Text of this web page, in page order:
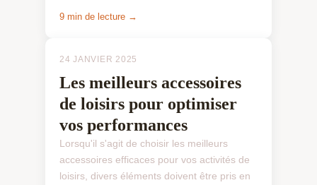
9 min de lecture →
24 JANVIER 2025
Les meilleurs accessoires
de loisirs pour optimiser
vos performances
Lorsqu'il s'agit de choisir les meilleurs
accessoires efficaces pour vos activités de
loisirs, divers éléments doivent être pris en